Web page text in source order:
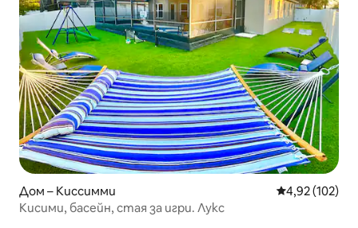
Дом – Киссимми Средна
4,92 (102)
Кисими, басейн, стая за игри. Лукс